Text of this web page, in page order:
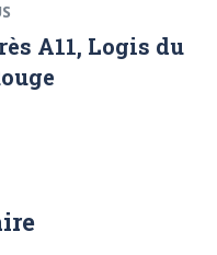
A11, Logis du